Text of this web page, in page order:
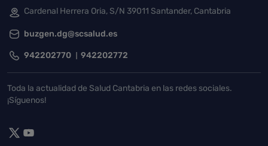
Cardenal Herrera Oria, S/N 39011 Santander, Cantabria
buzgen.dg@scsalud.es
942202770 942202772
Toda la actualidad de Salud Cantabria en las redes sociales.
¡Síguenos!